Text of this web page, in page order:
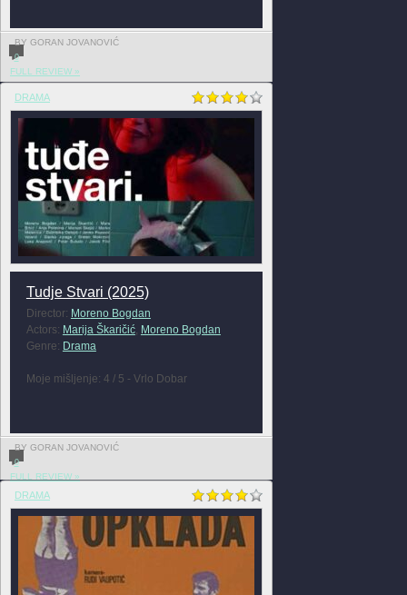
BY GORAN JOVANOVIĆ
0
FULL REVIEW »
DRAMA
Tudje Stvari (2025)
Director: Moreno Bogdan
Actors: Marija Škaričić, Moreno Bogdan
Genre: Drama
Moje mišljenje: 4 / 5 - Vrlo Dobar
BY GORAN JOVANOVIĆ
0
FULL REVIEW »
DRAMA